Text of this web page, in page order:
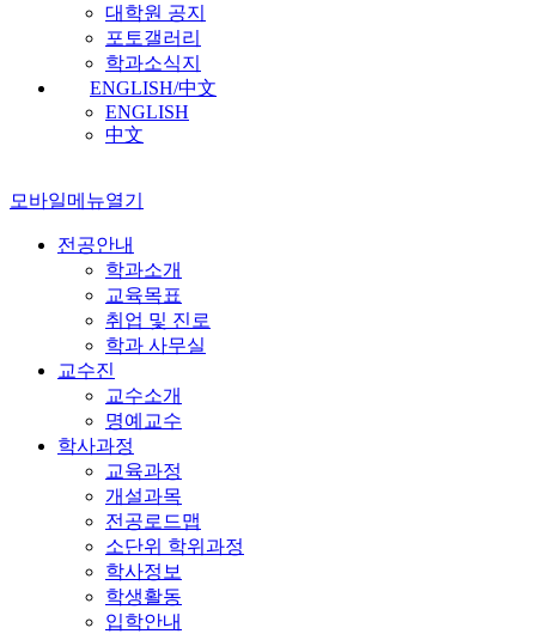
대학원 공지
포토갤러리
학과소식지
ENGLISH/中文
ENGLISH
中文
모바일메뉴열기
전공안내
학과소개
교육목표
취업 및 진로
학과 사무실
교수진
교수소개
명예교수
학사과정
교육과정
개설과목
전공로드맵
소단위 학위과정
학사정보
학생활동
입학안내